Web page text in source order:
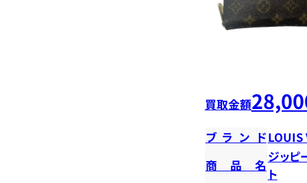
買取金額
ブランドLOUIS
商品名
ジッピ
ト